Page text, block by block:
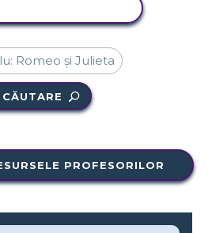
CĂUTARE
PROFESORILOR